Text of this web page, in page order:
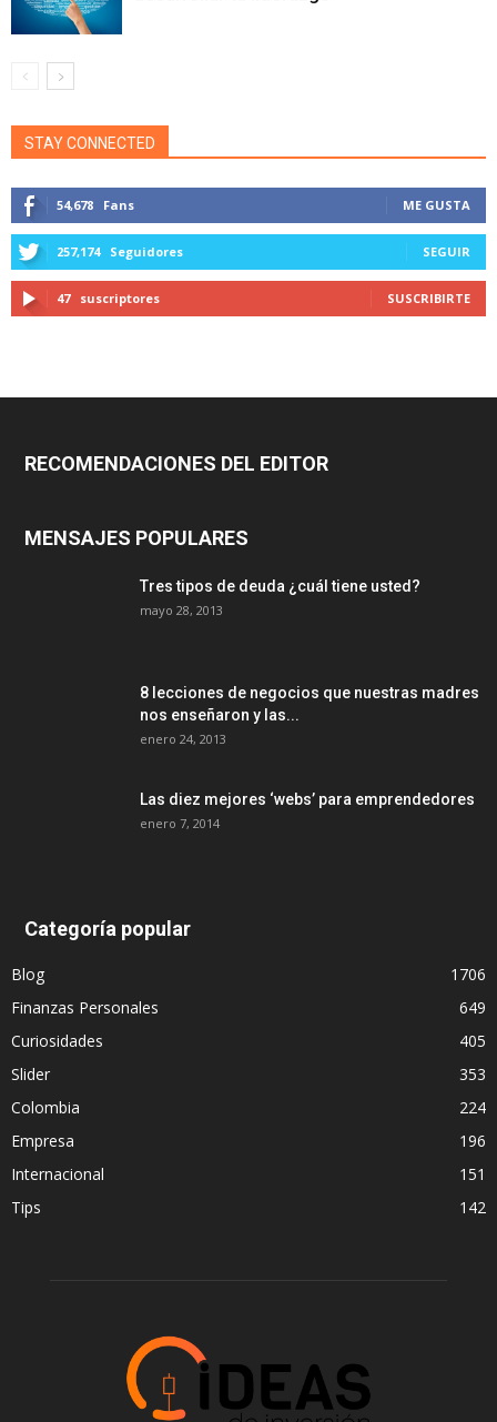
STAY CONNECTED
54,678 Fans ME GUSTA
257,174 Seguidores SEGUIR
47 suscriptores SUSCRIBIRTE
RECOMENDACIONES DEL EDITOR
MENSAJES POPULARES
Tres tipos de deuda ¿cuál tiene usted?
mayo 28, 2013
8 lecciones de negocios que nuestras madres
nos enseñaron y las...
enero 24, 2013
Las diez mejores ‘webs’ para emprendedores
enero 7, 2014
Categoría popular
Blog
1706
Finanzas Personales
649
Curiosidades
405
Slider
353
Colombia
224
Empresa
196
Internacional
151
Tips
142